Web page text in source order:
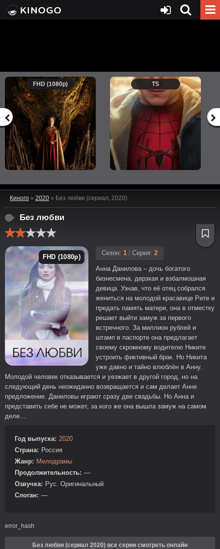
FHD (1080p) TS
Киного » 2020 » Без любви (сериал, 2020)
Без любви
FHD (1080p)
Сезон: 1 Серия: 2
Анна Данилова – дочь богатого
бизнесмена, дерзкая и взбалмошная
девица. Узнав, что её отец собрался
жениться на молодой красавице Рите и
предать память матери, она в отместку
решает выйти замуж за первого
встречного. За миллион рублей и
штамп в паспорте она предлагает
своему скромному водителю Никите
устроить фиктивный брак. Но Никита
уже давно и тайно влюблён в Анну.
Молодой человек отказывается и уезжает в другой город, но на
следующий день неожиданно возвращается и сам делает Анне
предложение. Даниловы играют сразу две свадьбы. Но Анна и
представить себе не может, за кого же она вышла замуж на самом
деле…
Год выпуска: 2020
Страна: Россия
Жанр: Мелодрамы
Продолжительность: —
Озвучка: Рус. Оригинальный
Слоган: —
error_hash
Без любви (сериал 2020) все серии смотреть онлайн